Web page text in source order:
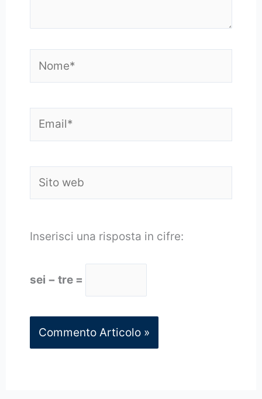
web
Inserisci una risposta in cifre:
sei − tre =